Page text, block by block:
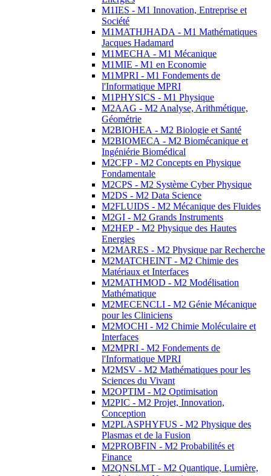
M1IES - M1 Innovation, Entreprise et
Société
M1MATHJHADA - M1 Mathématiques
Jacques Hadamard
M1MECHA - M1 Mécanique
M1MIE - M1 en Economie
M1MPRI - M1 Fondements de
l'Informatique MPRI
M1PHYSICS - M1 Physique
M2AAG - M2 Analyse, Arithmétique,
Géométrie
M2BIOHEA - M2 Biologie et Santé
M2BIOMECA - M2 Biomécanique et
Ingéniérie Biomédical
M2CFP - M2 Concepts en Physique
Fondamentale
M2CPS - M2 Système Cyber Physique
M2DS - M2 Data Science
M2FLUIDS - M2 Mécanique des Fluides
M2GI - M2 Grands Instruments
M2HEP - M2 Physique des Hautes
Energies
M2MARES - M2 Physique par Recherche
M2MATCHEINT - M2 Chimie des
Matériaux et Interfaces
M2MATHMOD - M2 Modélisation
Mathématique
M2MECENCLI - M2 Génie Mécanique
pour les Cliniciens
M2MOCHI - M2 Chimie Moléculaire et
Interfaces
M2MPRI - M2 Fondements de
l'Informatique MPRI
M2MSV - M2 Mathématiques pour les
Sciences du Vivant
M2OPTIM - M2 Optimisation
M2PIC - M2 Projet, Innovation,
Conception
M2PLASPHYFUS - M2 Physique des
Plasmas et de la Fusion
M2PROBFIN - M2 Probabilités et
Finance
M2QNSLMT - M2 Quantique, Lumière,